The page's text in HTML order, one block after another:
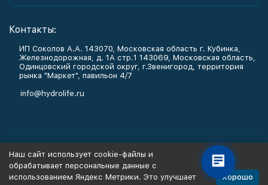
Контакты:
ИП Соколов А.А. 143070, Московская область г. Кубинка,
Железнодорожная, д. 1А стр.1 143069, Московская область,
Одинцовский городской округ, г.Звенигород, территория
рынка "Маркет", павильон 4/7
info@hydrolife.ru
Информация
Наш сайт использует cookie-файлы и
обрабатывает персональные данные с
использованием Яндекс Метрики. Это улучшает
Хорошо